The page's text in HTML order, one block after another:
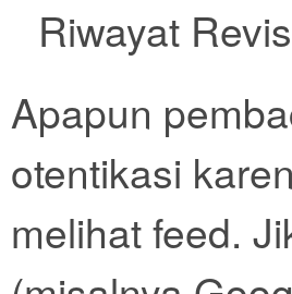
Riwayat
Apapun
otentikasi
melihat feed.